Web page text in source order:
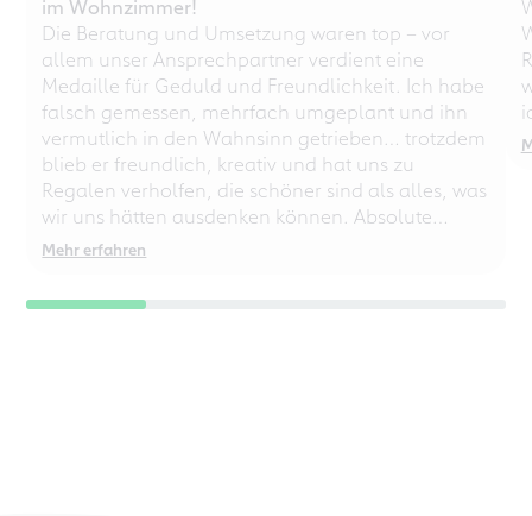
im Wohnzimmer!
Die Beratung und Umsetzung waren top – vor
allem unser Ansprechpartner verdient eine
Medaille für Geduld und Freundlichkeit. Ich habe
falsch gemessen, mehrfach umgeplant und ihn
vermutlich in den Wahnsinn getrieben… trotzdem
blieb er freundlich, kreativ und hat uns zu
Regalen verholfen, die schöner sind als alles, was
wir uns hätten ausdenken können. Absolute
Empfehlung – auch für chaotische
Mehr erfahren